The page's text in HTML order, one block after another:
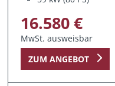
16.580 €
MwSt. ausweisbar
ZUM ANGEBOT